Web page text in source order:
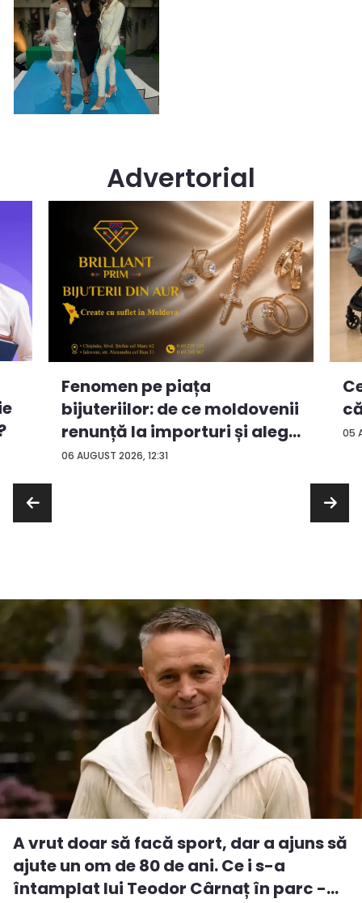
Advertorial
06 AUGUST 2026, 12:31
Fenomen pe piața
bijuteriilor: de ce moldovenii
renunță la importuri și aleg
...
05
A vrut doar să facă sport, dar a ajuns să
ajute un om de 80 de ani. Ce i s-a
întamplat lui Teodor Cârnaț în parc -